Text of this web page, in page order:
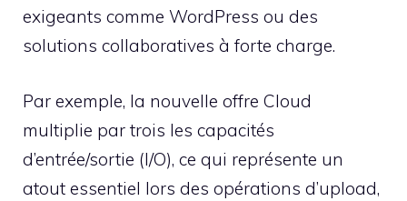
exigeants comme WordPress ou des
solutions collaboratives à forte charge.
Par exemple, la nouvelle offre Cloud
multiplie par trois les capacités
d’entrée/sortie (I/O), ce qui représente un
atout essentiel lors des opérations d’upload,